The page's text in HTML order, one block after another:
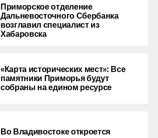
Приморское отделение
Дальневосточного Сбербанка
возглавил специалист из
Хабаровска
«Карта исторических мест»: Все
памятники Приморья будут
собраны на едином ресурсе
Во Владивостоке откроется